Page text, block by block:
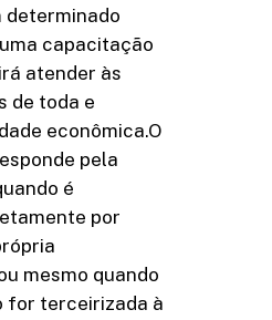
determinado
capacitação
atender às
de toda e
econômica.O
pela
é
por
mesmo quando
for terceirizada à